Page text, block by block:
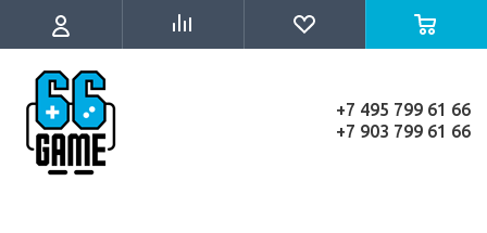
+7 495 799 61 66
+7 903 799 61 66